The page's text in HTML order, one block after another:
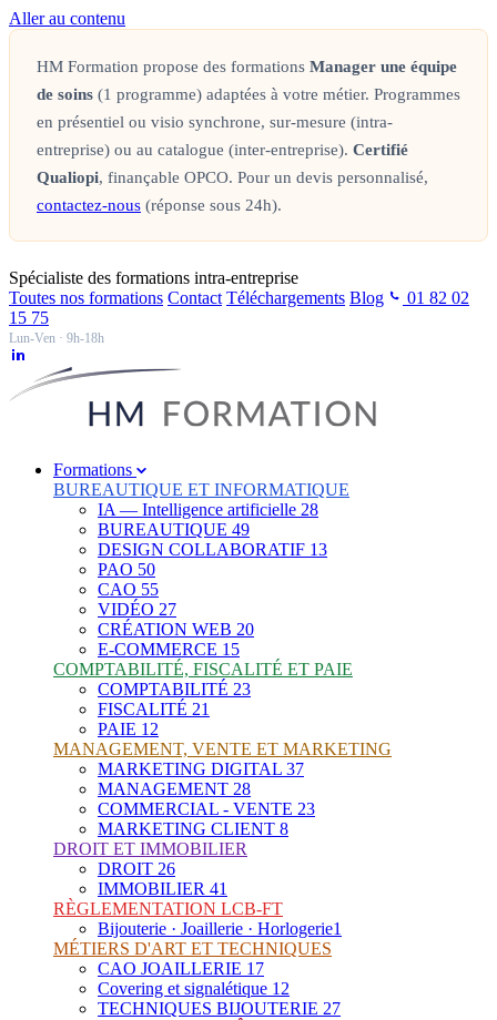
Aller au contenu
HM Formation propose des formations Manager une équipe
de soins (1 programme) adaptées à votre métier. Programmes
en présentiel ou visio synchrone, sur-mesure (intra-
entreprise) ou au catalogue (inter-entreprise). Certifié
Qualiopi, finançable OPCO. Pour un devis personnalisé,
contactez-nous (réponse sous 24h).
Spécialiste des formations intra-entreprise
Toutes nos formations Contact Téléchargements Blog
01 82 02
15 75
Lun-Ven · 9h-18h
Formations
BUREAUTIQUE ET INFORMATIQUE
IA — Intelligence artificielle 28
BUREAUTIQUE 49
DESIGN COLLABORATIF 13
PAO 50
CAO 55
VIDÉO 27
CRÉATION WEB 20
E-COMMERCE 15
COMPTABILITÉ, FISCALITÉ ET PAIE
COMPTABILITÉ 23
FISCALITÉ 21
PAIE 12
MANAGEMENT, VENTE ET MARKETING
MARKETING DIGITAL 37
MANAGEMENT 28
COMMERCIAL - VENTE 23
MARKETING CLIENT 8
DROIT ET IMMOBILIER
DROIT 26
IMMOBILIER 41
RÈGLEMENTATION LCB-FT
Bijouterie · Joaillerie · Horlogerie1
MÉTIERS D'ART ET TECHNIQUES
CAO JOAILLERIE 17
Covering et signalétique 12
TECHNIQUES BIJOUTERIE 27